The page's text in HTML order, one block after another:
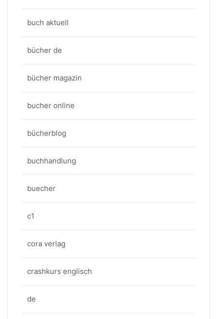
buch aktuell
bücher de
bücher magazin
bucher online
bücherblog
buchhandlung
buecher
c1
cora verlag
crashkurs englisch
de